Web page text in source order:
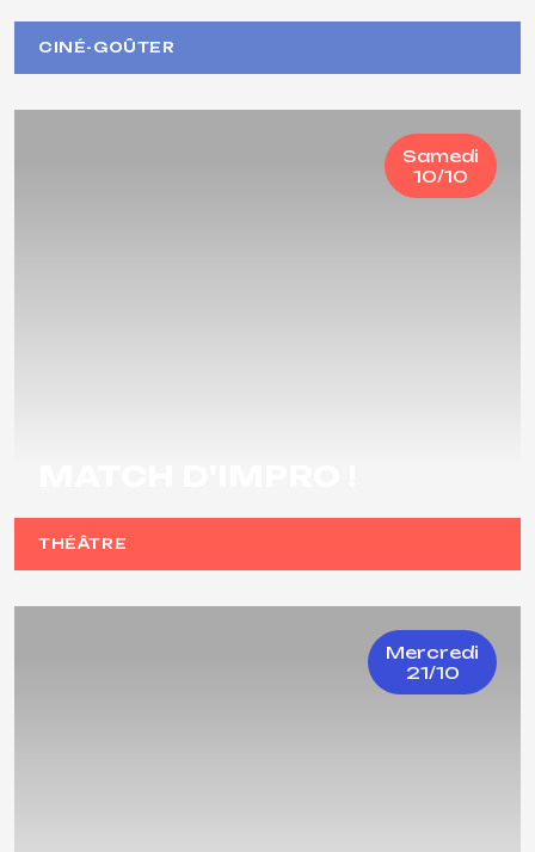
CINÉ-GOÛTER
Samedi
10/10
THÉÂTRE
Mercredi
21/10